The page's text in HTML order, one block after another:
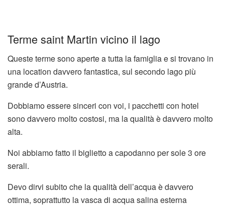
Terme saint Martin vicino il lago
Queste terme sono aperte a tutta la famiglia e si trovano in
una location davvero fantastica, sul secondo lago più
grande d’Austria.
Dobbiamo essere sinceri con voi, i pacchetti con hotel
sono davvero molto costosi, ma la qualità è davvero molto
alta.
Noi abbiamo fatto il biglietto a capodanno per sole 3 ore
serali.
Devo dirvi subito che la qualità dell’acqua è davvero
ottima, soprattutto la vasca di acqua salina esterna